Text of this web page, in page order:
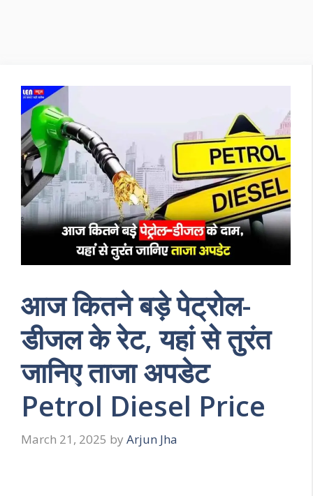
आज कितने बड़े पेट्रोल-
डीजल के रेट, यहां से तुरंत
जानिए ताजा अपडेट
Petrol Diesel Price
March 21, 2025 by Arjun Jha